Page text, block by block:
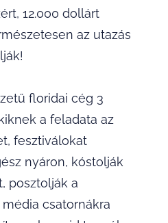
12.000 dollárt
az utazás
floridai cég 3
a feladata az
fesztiválokat
nyáron, kóstolják
posztolják a
csatornákra